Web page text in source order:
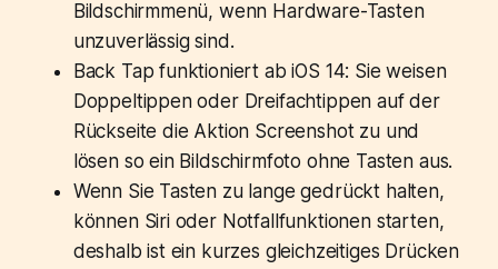
Bildschirmmenü, wenn Hardware-Tasten
unzuverlässig sind.
Back Tap funktioniert ab iOS 14: Sie weisen
Doppeltippen oder Dreifachtippen auf der
Rückseite die Aktion Screenshot zu und
lösen so ein Bildschirmfoto ohne Tasten aus.
Wenn Sie Tasten zu lange gedrückt halten,
können Siri oder Notfallfunktionen starten,
deshalb ist ein kurzes gleichzeitiges Drücken